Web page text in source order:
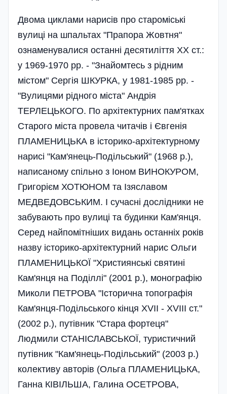
Двома циклами нарисів про староміські
вулиці на шпальтах "Прапора Жовтня"
ознаменувалися останні десятиліття XX ст.:
у 1969-1970 pp. - "Знайомтесь з рідним
містом" Сергія ШКУРКА, у 1981-1985 pp. -
"Вулицями рідного міста" Андрія
ТЕРЛЕЦЬКОГО. По архітектурних пам'ятках
Старого міста провела читачів і Євгенія
ПЛАМЕНИЦЬКА в історико-архітектурному
нарисі "Кам'янець-Подільський" (1968 p.),
написаному спільно з Іоном ВИНОКУРОМ,
Григорієм ХОТЮНОМ та Ізяславом
МЕДВЕДОВСЬКИМ. І сучасні дослідники не
забувають про вулиці та будинки Кам'янця.
Серед найпомітніших видань останніх років
назву історико-архітектурний нарис Ольги
ПЛАМЕНИЦЬКОЇ "Християнські святині
Кам'янця на Поділлі" (2001 p.), монографію
Миколи ПЕТРОВА "Історична топографія
Кам'янця-Подільського кінця XVII - XVIII ст."
(2002 p.), путівник "Стара фортеця"
Людмили СТАНІСЛАВСЬКОЇ, туристичний
путівник "Кам'янець-Подільський" (2003 р.)
колективу авторів (Ольга ПЛАМЕНИЦЬКА,
Ганна КІВІЛЬША, Галина ОСЕТРОВА,